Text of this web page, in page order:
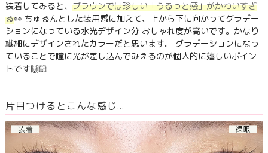
装着してみると、 ブラウンでは珍しい「うるっと感」がかわいすぎ
る👀 ちゅるんとした装用感に加えて、上から下に向かってグラデー
ションになっている水光デザイン分 おしゃれ度が高いです。かなり
繊細にデザインされたカラーだと思います。 グラデーションになっ
ていることで瞳に光が差し込んでみえるのが個人的に嬉しいポイン
トです🙌🏻
片目つけるとこんな感じ…